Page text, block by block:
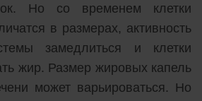
Но со временем клетки
в размерах, активность
замедлиться и клетки
жир. Размер жировых капель
может варьироваться. Но